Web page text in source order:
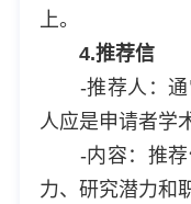
上。
4.推荐信
-推荐人：通
人应是申请者学
-内容：推荐
力、研究潜力和